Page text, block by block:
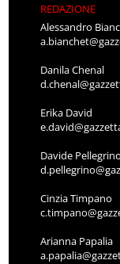
REDAZIONE
Alessandro
Danila Chenal
Erika David
Davide Pellegrino
Cinzia Timpano
Arianna Papalia